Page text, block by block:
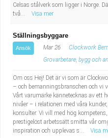
Transport
Sjuksköterska,
Undersköterska, vård-
Bibliotekarie
Administrativ assistent
Lärare i gymnasiet
Celsas stålverk som ligger i Norge.
två...
Visa mer
Ställningsbyggare
Ansök Mar 26
Clockwork
Grovarbetare, bygg och
Om oss Hej! Det är vi som är
– och bemanningsbranschen och vi
Vårt varumärke kännetecknas av ett
nivåer – i relationen med våra
konsulter. Vi vill med hög
prestigelöst arbetssätt smitta vår
inspiration och upplevas s...
Visa